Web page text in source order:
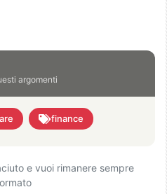
argomenti
finance
e vuoi rimanere sempre